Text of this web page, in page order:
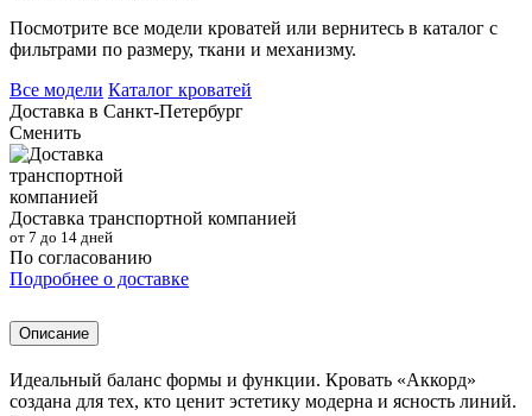
Посмотрите все модели кроватей или вернитесь в каталог с
фильтрами по размеру, ткани и механизму.
Все модели Каталог кроватей
Доставка в Санкт-Петербург
Сменить
Доставка транспортной компанией
от 7 до 14 дней
По согласованию
Подробнее о доставке
Описание
Идеальный баланс формы и функции. Кровать «Аккорд»
создана для тех, кто ценит эстетику модерна и ясность линий.